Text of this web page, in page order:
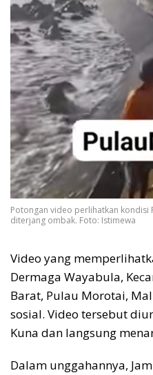
Potongan video perlihatkan kondisi
diterjang ombak. Foto: Istimewa
Video yang
Dermaga Wayabula,
Barat, Pulau Morotai,
sosial. Video tersebut
Kuna dan langsung
Dalam unggahannya,